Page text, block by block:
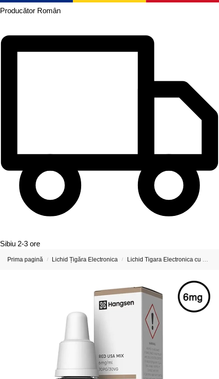
Producător Român
Sibiu 2-3 ore
Prima pagină / Lichid Țigăra Electronica / Lichid Tigara Electronica cu Nicotina